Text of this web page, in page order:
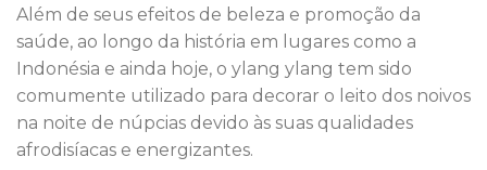
Além de seus efeitos de beleza e promoção da
saúde, ao longo da história em lugares como a
Indonésia e ainda hoje, o ylang ylang tem sido
comumente utilizado para decorar o leito dos noivos
na noite de núpcias devido às suas qualidades
afrodisíacas e energizantes.